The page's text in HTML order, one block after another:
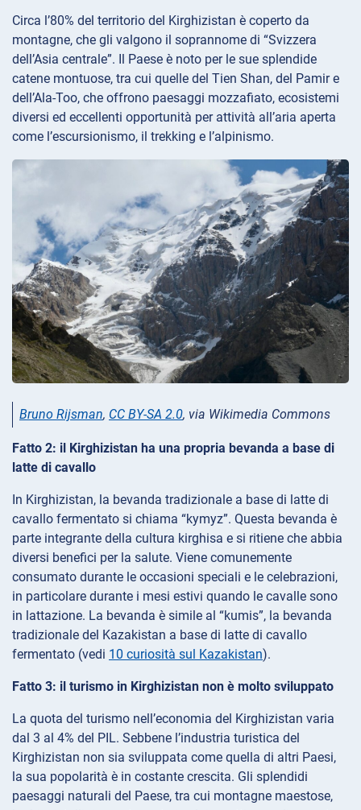
Circa l’80% del territorio del Kirghizistan è coperto da
montagne, che gli valgono il soprannome di “Svizzera
dell’Asia centrale”. Il Paese è noto per le sue splendide
catene montuose, tra cui quelle del Tien Shan, del Pamir e
dell’Ala-Too, che offrono paesaggi mozzafiato, ecosistemi
diversi ed eccellenti opportunità per attività all’aria aperta
come l’escursionismo, il trekking e l’alpinismo.
Bruno Rijsman, CC BY-SA 2.0, via Wikimedia Commons
Fatto 2: il Kirghizistan ha una propria bevanda a base di
latte di cavallo
In Kirghizistan, la bevanda tradizionale a base di latte di
cavallo fermentato si chiama “kymyz”. Questa bevanda è
parte integrante della cultura kirghisa e si ritiene che abbia
diversi benefici per la salute. Viene comunemente
consumato durante le occasioni speciali e le celebrazioni,
in particolare durante i mesi estivi quando le cavalle sono
in lattazione. La bevanda è simile al “kumis”, la bevanda
tradizionale del Kazakistan a base di latte di cavallo
fermentato (vedi 10 curiosità sul Kazakistan).
Fatto 3: il turismo in Kirghizistan non è molto sviluppato
La quota del turismo nell’economia del Kirghizistan varia
dal 3 al 4% del PIL. Sebbene l’industria turistica del
Kirghizistan non sia sviluppata come quella di altri Paesi,
la sua popolarità è in costante crescita. Gli splendidi
paesaggi naturali del Paese, tra cui montagne maestose,